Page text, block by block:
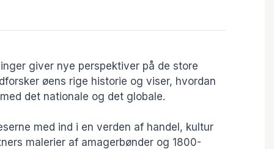
giver nye perspektiver på de store
øens rige historie og viser, hvordan
det nationale og det globale.
med ind i en verden af handel, kultur
malerier af amagerbønder og 1800-